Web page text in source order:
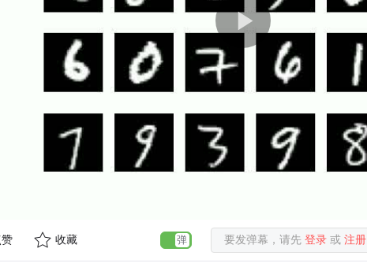
收藏 要发弹幕，请先登录 或注册